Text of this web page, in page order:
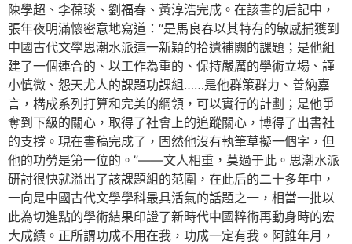
陳學超、李葆琰、劉福春、黃淳浩完成。在該書的后記中，
張年夜明滿懷密意地寫道：“是馬良春以其特有的敏感捕獲到
中國古代文學思潮水派這一新穎的拾遺補闕的課題；是他組
建了一個連合的、以工作為重的、保持嚴厲的學術立場、謹
小慎微、怨天尤人的課題功課組……是他群策群力、善納嘉
言，構成系列打算和完美的綱領，可以實行的計劃；是他爭
奪到下級的關心，取得了社會上的追蹤關心，博得了出書社
的支撐。現在書稿完成了，固然他沒有執筆草擬一個字，但
他的功勞是第一位的。”——文人相重，莫過于此。思潮水派
研討很快就溢出了該課題組的范圍，在此后的二十多年中，
一向是中國古代文學學科最具活氣的話題之一，相當一批以
此為切進點的學術結果印證了新時代中國粹術再動身時的宏
大成績。正所謂功成不用在我，功成一定有我。阿誰年月，